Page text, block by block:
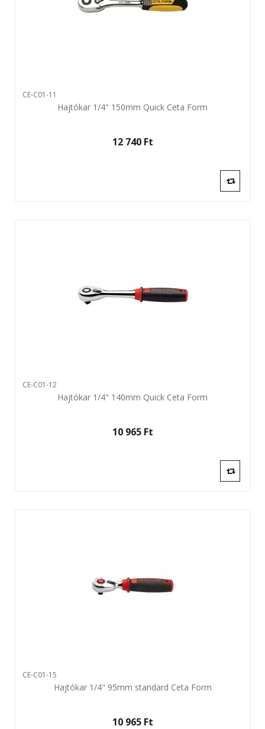
CE-C01-11
Hajtókar 1/4" 150mm Quick Ceta Form
12 740 Ft‎
CE-C01-12
Hajtókar 1/4" 140mm Quick Ceta Form
10 965 Ft‎
CE-C01-15
Hajtókar 1/4" 95mm standard Ceta Form
10 965 Ft‎